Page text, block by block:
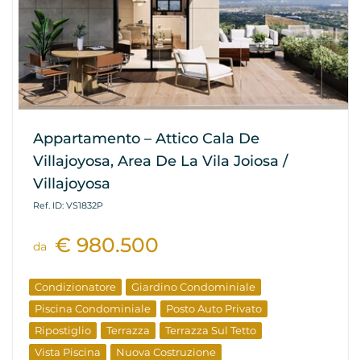
Appartamento – Attico Cala De
Villajoyosa, Area De La Vila Joiosa /
Villajoyosa
Ref. ID: VS1832P
da € 980.500
Condizionatore
Giardino Condominiale
Piscina Condominiale
Posto Auto Privato
Ripostiglio
Terrazza
Terrazza Sul Tetto
Vista Piscina
Nuova Costruzione